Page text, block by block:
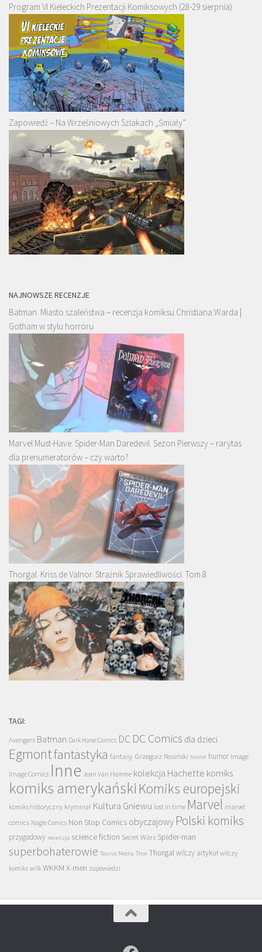
Program VI Kieleckich Prezentacji Komiksowych (28-29 sierpnia)
Zapowiedź – Na Wrześniowych Szlakach „Śmiały”
NAJNOWSZE RECENZJE
Batman. Miasto szaleństwa – recenzja komiksu Christiana Warda |
Gotham w stylu horroru
Marvel Must-Have: Spider-Man Daredevil. Sezon Pierwszy – rarytas
dla prenumeratorów – czy warto?
Thorgal. Kriss de Valnor. Strażnik Sprawiedliwości. Tom 8
TAGI:
Avengers Batman Dark Horse Comics DC DC Comics dla dzieci
Egmontfantastyka fantasy Grzegorz Rosiński horror humor Image
Image Comics Inne Jean Van Hamme kolekcja Hachette komiks
komiks amerykański Komiks europejski
komiks historyczny kryminał Kultura Gniewu lost in time Marvel marvel
comics Nagle Comics Non Stop Comics obyczajowy Polski komiks
przygodowy recenzja science fiction Secret Wars Spider-man
superbohaterowie Taurus Media Thor Thorgalwilczy artykuł wilczy
komiks wilk WKKM X-men zapowiedzi